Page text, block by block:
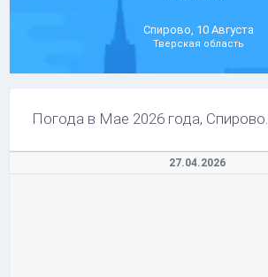
Спирово, 10 Августа
Тверская область
Погода в Мае 2026 года, Спирово.
27.04.2026